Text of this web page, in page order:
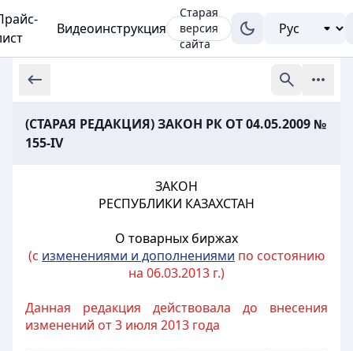
Видеоинструкция
Старая
версия
сайта
(СТАРАЯ РЕДАКЦИЯ) ЗАКОН РК ОТ 04.05.2009 №
155-IV
ЗАКОН
РЕСПУБЛИКИ КАЗАХСТАН
О товарных биржах
(с изменениями и дополнениями по состоянию
на 06.03.2013 г.)
Данная редакция действовала до внесения
изменений от 3 июля 2013 года